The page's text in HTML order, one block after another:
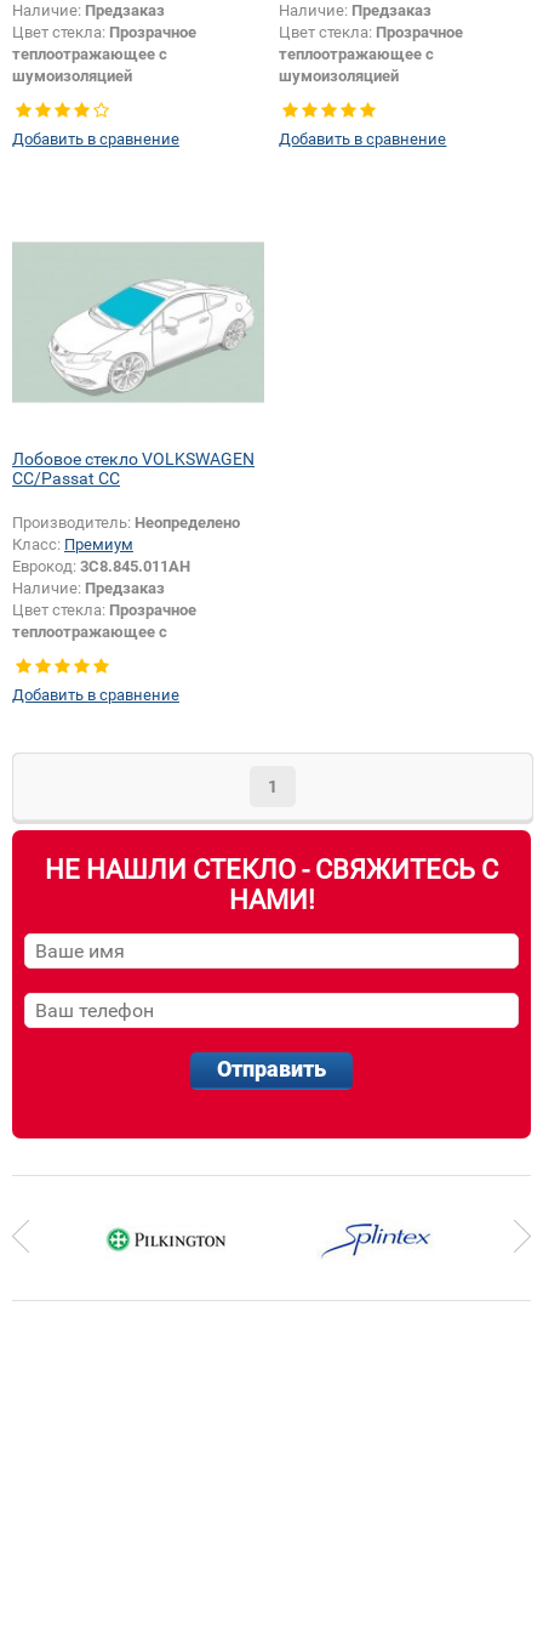
Наличие: Предзаказ
Цвет стекла: Прозрачное
теплоотражающее с
шумоизоляцией
Тип кузова: Купе
Добавить в сравнение
Наличие: Предзаказ
Цвет стекла: Прозрачное
теплоотражающее с
шумоизоляцией
Тип кузова:Купе
Добавить в сравнение
Лобовое стекло VOLKSWAGEN
CC/Passat CC
Производитель: Неопределено
Класс: Премиум
Еврокод: 3C8.845.011AH
Наличие: Предзаказ
Цвет стекла: Прозрачное
теплоотражающее с
Тип кузова:Купе
Изменение датчика +
Добавить в сравнение
1
НЕ НАШЛИ СТЕКЛО - СВЯЖИТЕСЬ С
НАМИ!
Отправить